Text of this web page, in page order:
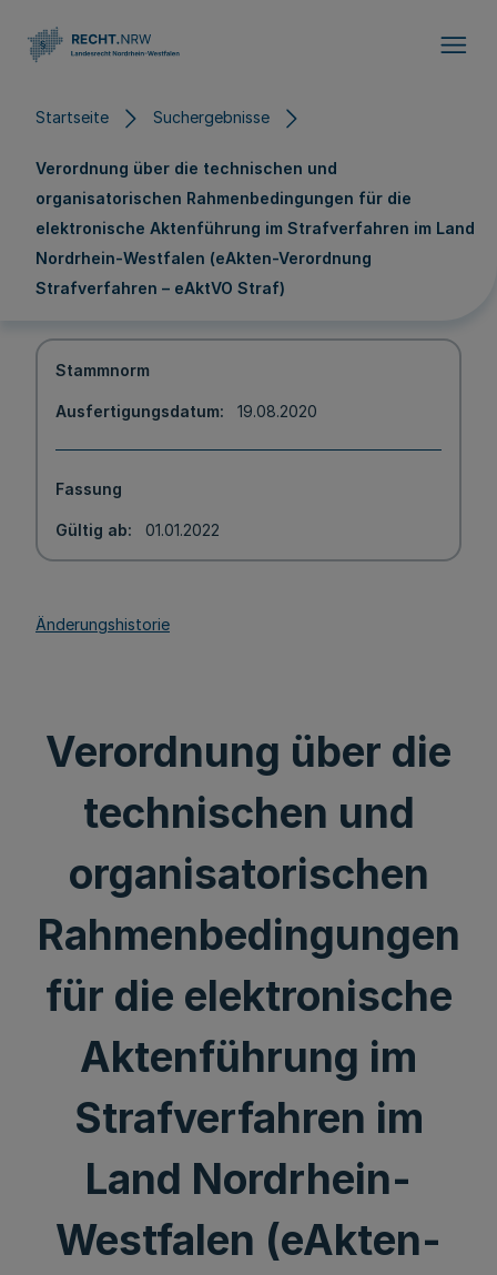
Startseite Suchergebnisse
Verordnung über die technischen und
organisatorischen Rahmenbedingungen für die
elektronische Aktenführung im Strafverfahren im Land
Nordrhein-Westfalen (eAkten-Verordnung
Strafverfahren – eAktVO Straf)
Stammnorm
Ausfertigungsdatum 19.08.2020
Fassung
Gültig ab 01.01.2022
Änderungshistorie
Verordnung über die
technischen und
organisatorischen
Rahmenbedingungen
für die elektronische
Aktenführung im
Strafverfahren im
Land Nordrhein-
Westfalen (eAkten-